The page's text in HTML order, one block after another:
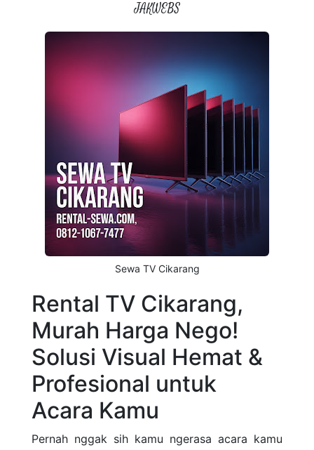
JAKWEBS
Sewa TV Cikarang
Rental TV Cikarang,
Murah Harga Nego!
Solusi Visual Hemat &
Profesional untuk
Acara Kamu
Pernah nggak sih kamu ngerasa acara kamu